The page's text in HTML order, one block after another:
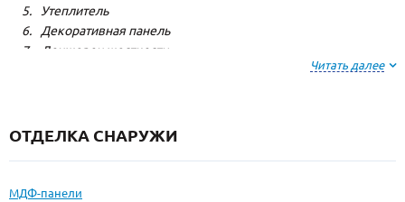
Утеплитель
Декоративная панель
Лонжерон жесткости
Читать далее
ОТДЕЛКА СНАРУЖИ
МДФ-панели